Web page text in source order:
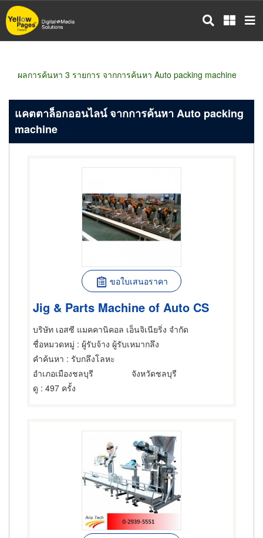
ข้าม
ไป
ผลการค้นหา 3 รายการ จากการค้นหา Auto packing machine
แคตตาล็อกออนไลน์ จากการค้นหา Auto packing
machine
ขอใบเสนอราคา
Jig & Parts Machine of Auto CS
บริษัท เอสซี แมคคานิคอล เอ็นจิเนียริ่ง จำกัด
ชื่อหมวดหมู่ : ผู้รับจ้าง ผู้รับเหมากลึง
คำค้นหา : รับกลึงโลหะ
อำเภอเมืองชลบุรี
จังหวัดชลบุรี
ดู : 497 ครั้ง